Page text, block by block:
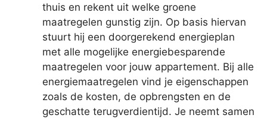
thuis en rekent uit welke groene
maatregelen gunstig zijn. Op basis hiervan
stuurt hij een doorgerekend energieplan
met alle mogelijke energiebesparende
maatregelen voor jouw appartement. Bij alle
energiemaatregelen vind je eigenschappen
zoals de kosten, de opbrengsten en de
geschatte terugverdientijd. Je neemt samen